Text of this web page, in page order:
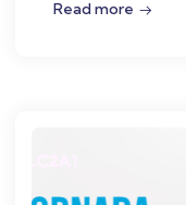
Read more